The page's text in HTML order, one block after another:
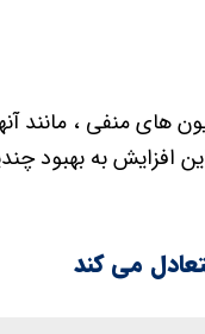
های منفی ، مانند
افزایش به
می کند